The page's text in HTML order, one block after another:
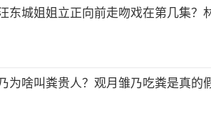
东城姐姐立正向前走吻戏在第几集？
为啥叫粪贵人？观月雏乃吃粪是真的